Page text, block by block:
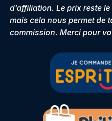
d’affiliation. Le prix reste
mais cela nous permet de
commission. Merci pour